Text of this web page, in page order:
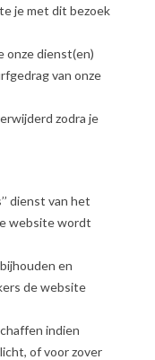
je met dit bezoek
onze dienst(en)
van onze
zodra je
dienst van het
website wordt
en
de website
indien
of voor zover